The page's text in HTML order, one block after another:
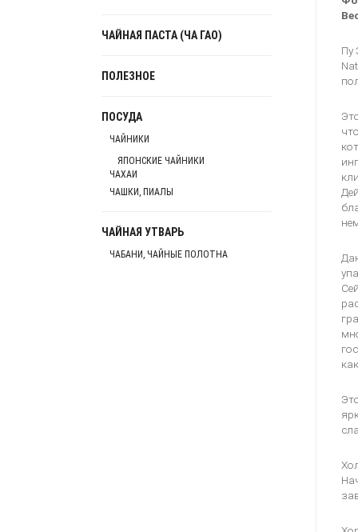
Пу
ЧАЙНАЯ ПАСТА (ЧА ГАО)
ПОЛЕЗНОЕ
ПОСУДА
ЧАЙНИКИ
ЯПОНСКИЕ ЧАЙНИКИ
ЧАХАИ
ЧАШКИ, ПИАЛЫ
ЧАЙНАЯ УТВАРЬ
ЧАБАНИ, ЧАЙНЫЕ ПОЛОТНА